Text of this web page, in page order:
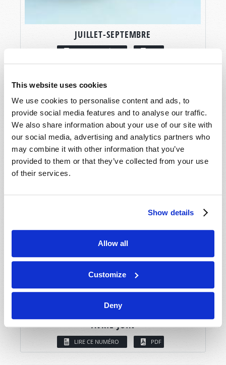
This website uses cookies
We use cookies to personalise content and ads, to
provide social media features and to analyse our traffic.
We also share information about your use of our site with
our social media, advertising and analytics partners who
may combine it with other information that you’ve
provided to them or that they’ve collected from your use
of their services.
Show details
Allow all
Customize
Deny
JUILLET-SEPTEMBRE
LIRE CE NUMÉRO PDF
AVRIL-JUIN
LIRE CE NUMÉRO PDF